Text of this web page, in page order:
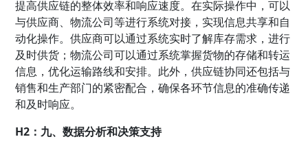
提高供应链的整体效率和响应速度。在实际操作中，可以
与供应商、物流公司等进行系统对接，实现信息共享和自
动化操作。供应商可以通过系统实时了解库存需求，进行
及时供货；物流公司可以通过系统掌握货物的存储和转运
信息，优化运输路线和安排。此外，供应链协同还包括与
销售和生产部门的紧密配合，确保各环节信息的准确传递
和及时响应。
H2：九、数据分析和决策支持